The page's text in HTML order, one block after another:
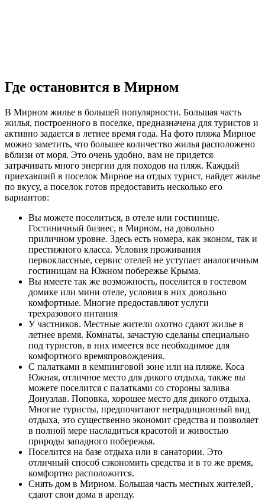
Где остановится в Мирном
В Мирном жилье в большей популярности. Большая часть
жилья, построенного в поселке, предназначена для туристов и
активно задается в летнее время года. На фото пляжа Мирное
можно заметить, что большее количество жилья расположено
вблизи от моря. Это очень удобно, вам не придется
затрачивать много энергии для походов на пляж. Каждый
приехавший в поселок Мирное на отдых турист, найдет жилье
по вкусу, а поселок готов предоставить несколько его
вариантов:
Вы можете поселиться, в отеле или гостинице.
Гостиничный бизнес, в Мирном, на довольно
приличном уровне. Здесь есть номера, как эконом, так и
престижного класса. Условия проживания
первоклассные, сервис отелей не уступает аналогичным
гостиницам на Южном побережье Крыма.
Вы имеете так же возможность, поселится в гостевом
домике или мини отеле, условия в них довольно
комфортные. Многие предоставляют услуги
трехразового питания
У частников. Местные жители охотно сдают жилье в
летнее время. Комнаты, зачастую сделаны специально
под туристов, в них имеется все необходимое для
комфортного времяпровождения.
С палатками в кемпинговой зоне или на пляже. Коса
Южная, отличное место для дикого отдыха, также вы
можете поселится с палатками со стороны залива
Донузлав. Поповка, хорошее место для дикого отдыха.
Многие туристы, предпочитают нетрадиционный вид
отдыха, это существенно экономит средства и позволяет
в полной мере насладиться красотой и живостью
природы западного побережья.
Поселится на базе отдыха или в санатории. Это
отличный способ сэкономить средства и в то же время,
комфортно расположится.
Снять дом в Мирном. Большая часть местных жителей,
сдают свои дома в аренду.